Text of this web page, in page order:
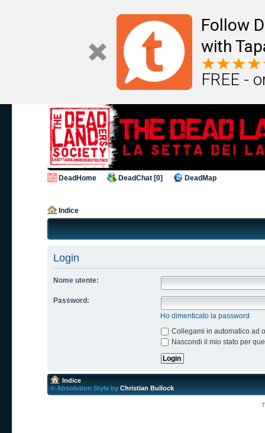
Follow
with
FREE -
DeadHome DeadChat [0] DeadMap
Indice
Login
Nome utente:
Password:
Ho dimenticato la password
Collegami in automatico ad
Nascondi il mio stato per
Indice
© Absolution Style by Christian Bullock